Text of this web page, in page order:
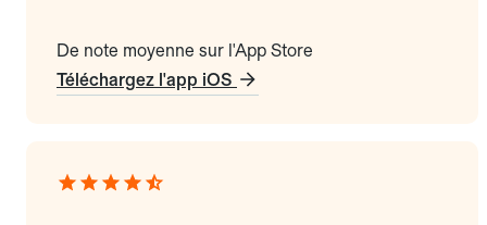
De note moyenne sur l'App Store
Téléchargez l'app iOS